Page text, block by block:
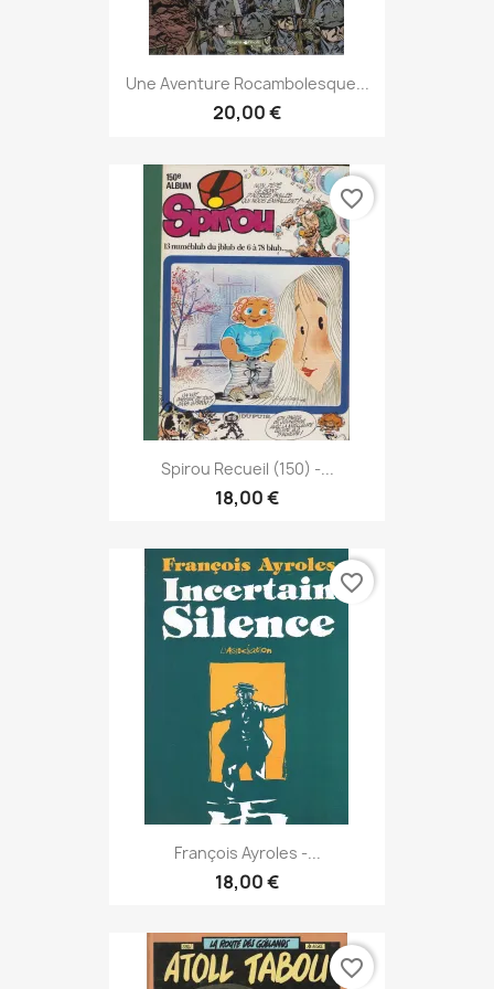
Une Aventure Rocambolesque...
20,00 €
Spirou Recueil (150) -...
18,00 €
favorite_border
François Ayroles -...
18,00 €
favorite_border
favorite_border